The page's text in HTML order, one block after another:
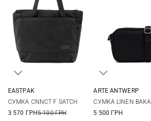
EASTPAK
СУМКА CNNCT F SATCH
3 570 ГРН5 100 ГРН
ARTE ANTWERP
СУМКА LINEN BAKA
5 500 ГРН